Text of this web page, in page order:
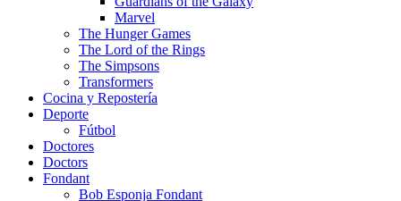
Marvel
The Hunger Games
The Lord of the Rings
The Simpsons
Transformers
Cocina y Repostería
Deporte
Fútbol
Doctores
Doctors
Fondant
Bob Esponja Fondant